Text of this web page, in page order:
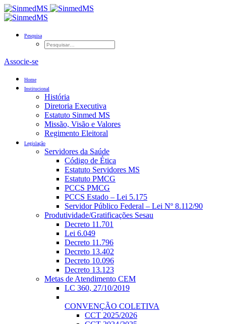
Pesquisa
Associe-se
Home
Institucional
História
Diretoria Executiva
Estatuto Sinmed MS
Missão, Visão e Valores
Regimento Eleitoral
Legislação
Servidores da Saúde
Código de Ética
Estatuto Servidores MS
Estatuto PMCG
PCCS PMCG
PCCS Estado – Lei 5.175
Servidor Público Federal – Lei Nº 8.112/90
Produtividade/Gratificações Sesau
Decreto 11.701
Lei 6.049
Decreto 11.796
Decreto 13.402
Decreto 10.096
Decreto 13.123
Metas de Atendimento CEM
LC 360, 27/10/2019
CONVENÇÃO COLETIVA
CCT 2025/2026